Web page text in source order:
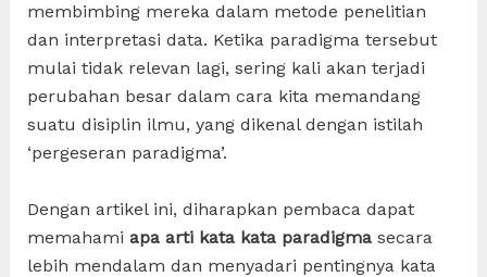
membimbing mereka dalam metode penelitian
dan interpretasi data. Ketika paradigma tersebut
mulai tidak relevan lagi, sering kali akan terjadi
perubahan besar dalam cara kita memandang
suatu disiplin ilmu, yang dikenal dengan istilah
‘pergeseran paradigma’.
Dengan artikel ini, diharapkan pembaca dapat
memahami apa arti kata kata paradigmasecara
lebih mendalam dan menyadari pentingnya kata